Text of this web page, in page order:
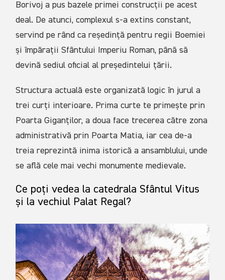
Borivoj a pus bazele primei construcții pe acest
deal. De atunci, complexul s-a extins constant,
servind pe rând ca reședință pentru regii Boemiei
și împărații Sfântului Imperiu Roman, până să
devină sediul oficial al președintelui țării.
Structura actuală este organizată logic în jurul a
trei curți interioare. Prima curte te primește prin
Poarta Giganților, a doua face trecerea către zona
administrativă prin Poarta Matia, iar cea de-a
treia reprezintă inima istorică a ansamblului, unde
se află cele mai vechi monumente medievale.
Ce poți vedea la catedrala Sfântul Vitus
și la vechiul Palat Regal?